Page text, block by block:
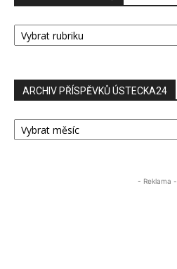
RUBRIKY
PŘÍSPĚVKŮ
ARCHIV PŘÍSPĚVKŮ ÚSTECKA24
ARCHIV
PŘÍSPĚVKŮ
- Reklama -